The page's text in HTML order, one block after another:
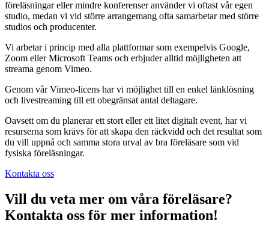
föreläsningar eller mindre konferenser använder vi oftast vår egen
studio, medan vi vid större arrangemang ofta samarbetar med större
studios och producenter.
Vi arbetar i princip med alla plattformar som exempelvis Google,
Zoom eller Microsoft Teams och erbjuder alltid möjligheten att
streama genom Vimeo.
Genom vår Vimeo-licens har vi möjlighet till en enkel länklösning
och livestreaming till ett obegränsat antal deltagare.
Oavsett om du planerar ett stort eller ett litet digitalt event, har vi
resurserna som krävs för att skapa den räckvidd och det resultat som
du vill uppnå och samma stora urval av bra föreläsare som vid
fysiska föreläsningar.
Kontakta oss
Vill du veta mer om våra föreläsare?
Kontakta oss för mer information!